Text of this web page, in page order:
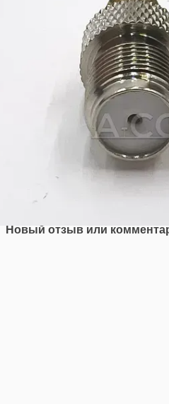
Новый отзыв или